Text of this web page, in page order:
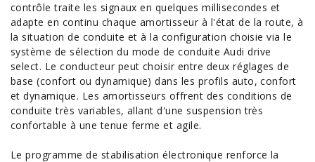
contrôle traite les signaux en quelques millisecondes et
adapte en continu chaque amortisseur à l'état de la route, à
la situation de conduite et à la configuration choisie via le
système de sélection du mode de conduite Audi drive
select. Le conducteur peut choisir entre deux réglages de
base (confort ou dynamique) dans les profils auto, confort
et dynamique. Les amortisseurs offrent des conditions de
conduite très variables, allant d'une suspension très
confortable à une tenue ferme et agile.
Le programme de stabilisation électronique renforce la